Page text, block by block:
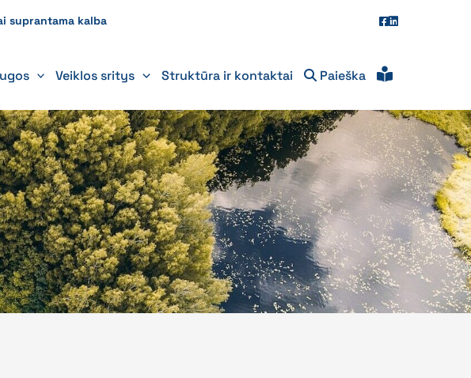
suprantama kalba
Veiklos sritys Struktūra ir kontaktai Paieška